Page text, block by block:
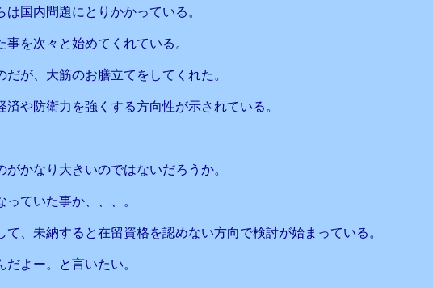
国内問題にとりかかっている。
を次々と始めてくれている。
が、大筋のお膳立てをしてくれた。
や防衛力を強くする方向性が示されている。
かなり大きいのではないだろうか。
ていた事か、、、。
、未納すると在留資格を認めない方向で検討が始まっている。
よー。と言いたい。